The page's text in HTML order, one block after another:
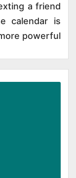
a friend
calendar is
powerful.